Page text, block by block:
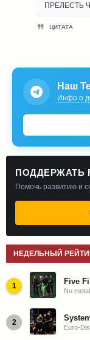
ПРЕЛЕСТЬ
ЦИТАТА
Наш
Инфо о
ПОДДЕРЖАТЬ
Помочь развитию и
НЕДЕЛЬНЫЙ
1
Nu
2
Euro-